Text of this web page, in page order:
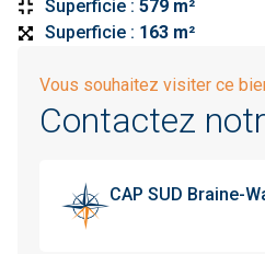
Superficie : 579 m²
Superficie : 163 m²
Vous souhaitez visiter ce
Contactez
CAP SUD Braine-